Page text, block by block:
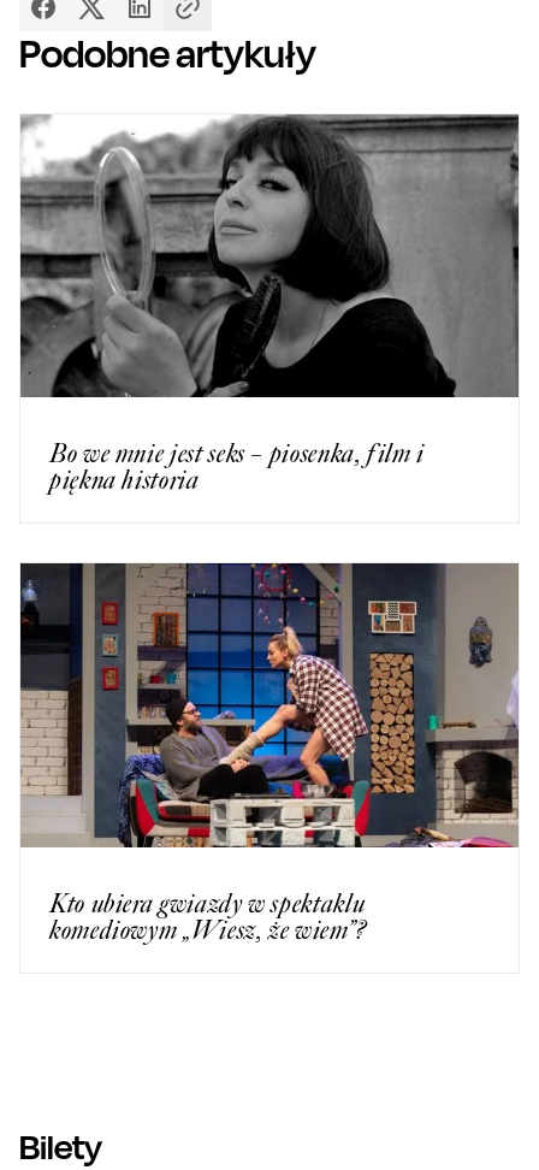
Podobne artykuły
Bo we mnie jest seks – piosenka, film i
piękna historia
Kto ubiera gwiazdy w spektaklu
komediowym „Wiesz, że wiem”?
Bilety